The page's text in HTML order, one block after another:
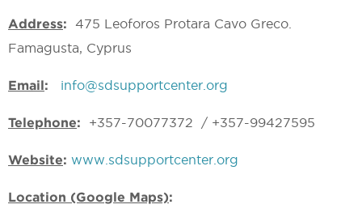
Address: 475 Leoforos Protara Cavo Greco.
Famagusta, Cyprus
Email: info@sdsupportcenter.org
Telephone: +357-70077372 / +357-99427595
Website: www.sdsupportcenter.org
Location (Google Maps):